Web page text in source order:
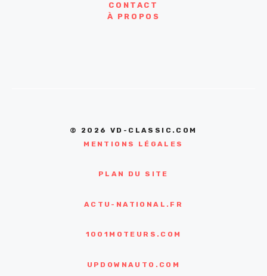
CONTACT
À PROPOS
© 2026 VD-CLASSIC.COM
MENTIONS LÉGALES
PLAN DU SITE
ACTU-NATIONAL.FR
1001MOTEURS.COM
UPDOWNAUTO.COM